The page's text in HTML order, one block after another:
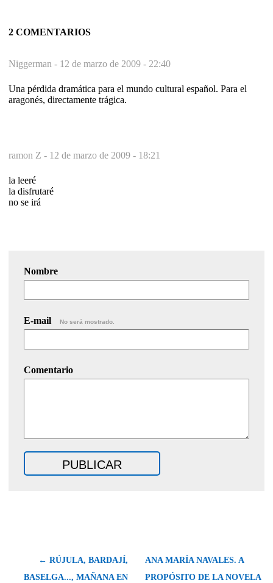
2 COMENTARIOS
Niggerman - 12 de marzo de 2009 - 22:40
Una pérdida dramática para el mundo cultural español. Para el
aragonés, directamente trágica.
ramon Z - 12 de marzo de 2009 - 18:21
la leeré
la disfrutaré
no se irá
Nombre
E-mail No será mostrado.
Comentario
← RÚJULA, BARDAJÍ,
BASELGA..., MAÑANA EN
ANA MARÍA NAVALES. A
PROPÓSITO DE LA NOVELA